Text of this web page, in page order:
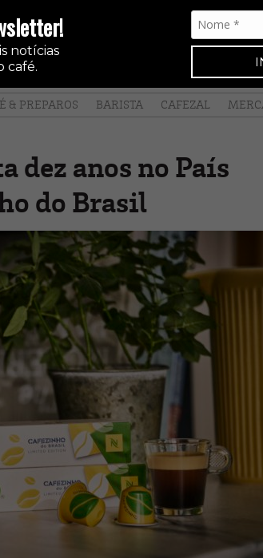
notícias
café.
& PREPAROS BARISTA CAFEZAL
dez anos no País
do Brasil